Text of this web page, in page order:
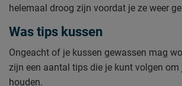
helemaal droog zijn voordat je ze weer
Was tips kussen
Ongeacht of je kussen gewassen mag
zijn een aantal tips die je kunt volgen om
houden.